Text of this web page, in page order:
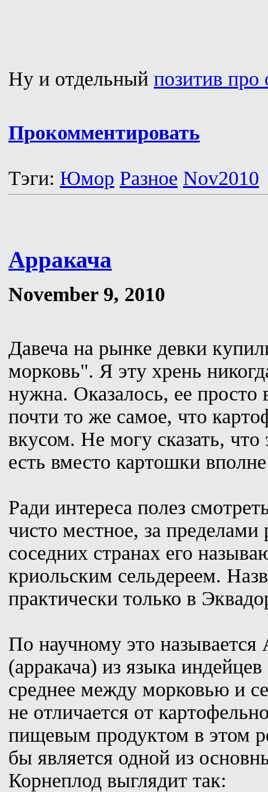
Ну и отдельный позитив про
Прокомментировать
Тэги: Юмор Разное Nov2010
Арракача
November 9, 2010
Давеча на рынке девки
морковь". Я эту хрень
нужна. Оказалось, ее
почти то же самое, что
вкусом. Не могу сказать, что
есть вместо картошки
Ради интереса полез
чисто местное, за
соседних странах его
криольским сельдереем.
практически только в
По научному это называется
(арракача) из языка
среднее между морковью и
не отличается от
пищевым продуктом в этом
бы является одной из
Корнеплод выглядит так: